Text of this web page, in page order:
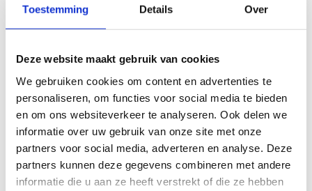
Toestemming Details Over
Deze website maakt gebruik van cookies
We gebruiken cookies om content en advertenties te
personaliseren, om functies voor social media te bieden
en om ons websiteverkeer te analyseren. Ook delen we
informatie over uw gebruik van onze site met onze
partners voor social media, adverteren en analyse. Deze
partners kunnen deze gegevens combineren met andere
informatie die u aan ze heeft verstrekt of die ze hebben
Geef aan tot welk domein jouw vraag behoort
KIES EEN DOMEIN